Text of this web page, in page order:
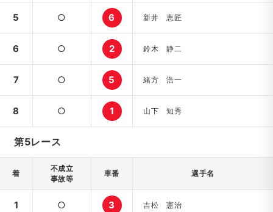
5 ○ 6 新井 恵匠
6 ○ 2 鈴木 静二
7 ○ 5 緒方 浩一
8 ○ 1 山下 知秀
第5レース
着
不成立
事故等
車番 選手名
1 ○ 3 吉松 憲治